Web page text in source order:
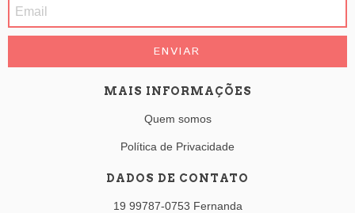
MAIS INFORMAÇÕES
Quem somos
Política de Privacidade
DADOS DE CONTATO
19 99787-0753 Fernanda